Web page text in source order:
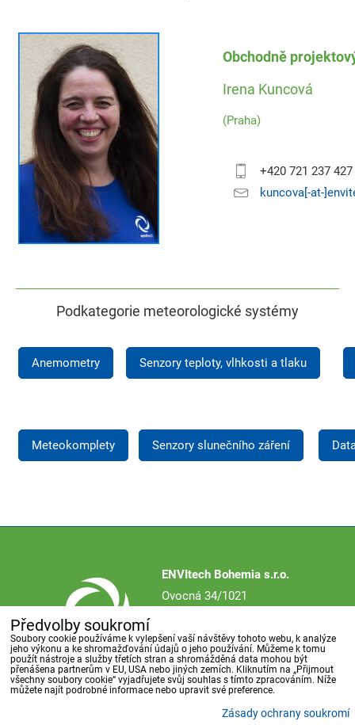
Obchodně
Irena Kuncová
(Praha)
+420 721 237 427
kuncova[-at-
Podkategorie meteorologické systémy
Anemometry Senzory teploty, vlhkosti a tlaku
Meteokomplety Senzory slunečního záření
ENVItech Bohemia s.r.o.
Ovocná 34/1021
Česká republika
Novinky Akce Kontakt
Předvolby soukromí
Soubory cookie používáme k vylepšení vaší návštěvy tohoto webu, k analýze
jeho výkonu a ke shromažďování údajů o jeho používání. Můžeme k tomu
použít nástroje a služby třetích stran a shromážděná data mohou být
přenášena partnerům v EU, USA nebo jiných zemích. Kliknutím na „Přijmout
všechny soubory cookie“ vyjadřujete svůj souhlas s tímto zpracováním. Níže
můžete najít podrobné informace nebo upravit své preference.
Zásady ochrany soukromí